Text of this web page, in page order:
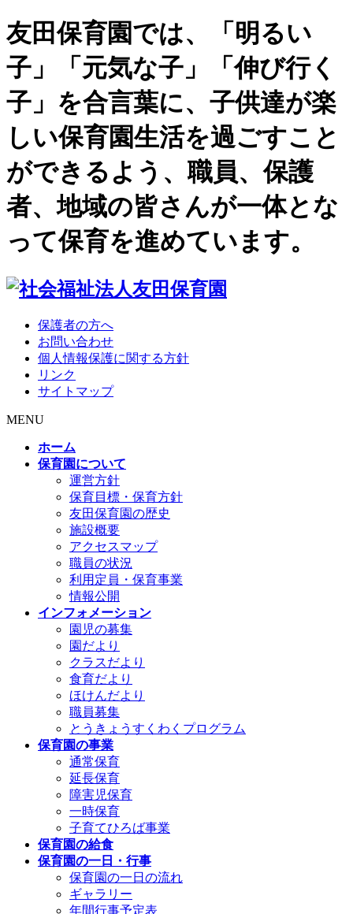
友田保育園では、「明るい
子」「元気な子」「伸び行く
子」を合言葉に、子供達が楽
しい保育園生活を過ごすこと
ができるよう、職員、保護
者、地域の皆さんが一体とな
って保育を進めています。
保護者の方へ
お問い合わせ
個人情報保護に関する方針
リンク
サイトマップ
MENU
ホーム
保育園について
運営方針
保育目標・保育方針
友田保育園の歴史
施設概要
アクセスマップ
職員の状況
利用定員・保育事業
情報公開
インフォメーション
園児の募集
園だより
クラスだより
食育だより
ほけんだより
職員募集
とうきょうすくわくプログラム
保育園の事業
通常保育
延長保育
障害児保育
一時保育
子育てひろば事業
保育園の給食
保育園の一日・行事
保育園の一日の流れ
ギャラリー
年間行事予定表